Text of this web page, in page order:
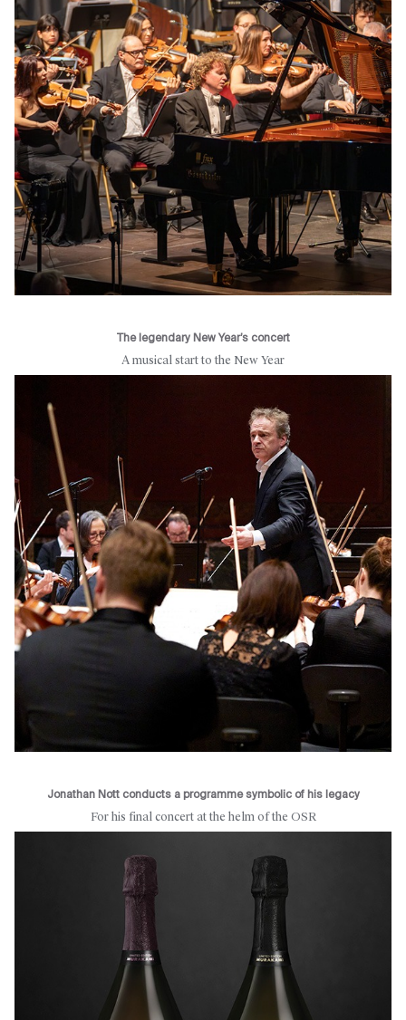
The legendary New Year’s concert
A musical start to the New Year
Jonathan Nott conducts a programme symbolic of his legacy
For his final concert at the helm of the OSR